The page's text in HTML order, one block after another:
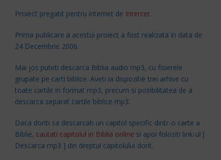
Proiect pregatit pentru internet de Intercer.
Prima publicare a acestui proiect a fost realizata in data de
24 Decembrie 2006.
Mai jos puteti descarca Biblia audio mp3, cu fisierele
grupate pe carti biblice. Aveti la dispozitie trei arhive cu
toate cartile in format mp3, precum si posibilitatea de a
descarca separat cartile biblice mp3.
Daca doriti sa descarcati un capitol specific dintr-o carte a
Biblie, cautati capitolul in Biblia online si apoi folositi link-ul [
Descarca mp3 ] din dreptul capitolului dorit.